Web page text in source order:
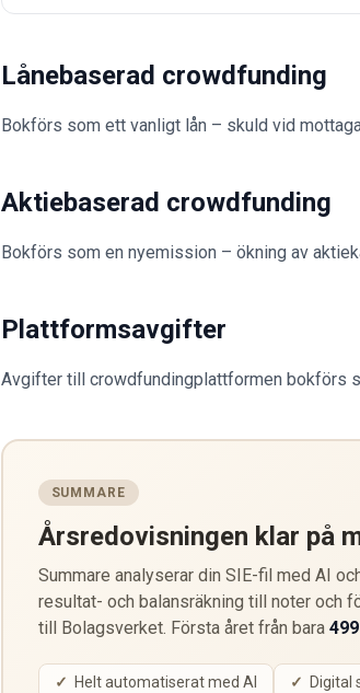
Lånebaserad crowdfunding
Bokförs som ett vanligt lån – skuld vid
Aktiebaserad crowdfunding
Bokförs som en nyemission – ökning av
Plattformsavgifter
Avgifter till crowdfundingplattformen bokförs
SUMMARE
Årsredovisningen klar på
Summare analyserar din SIE-fil med AI
resultat- och balansräkning till noter och
till Bolagsverket. Första året från bara
Helt automatiserat med AI Digital